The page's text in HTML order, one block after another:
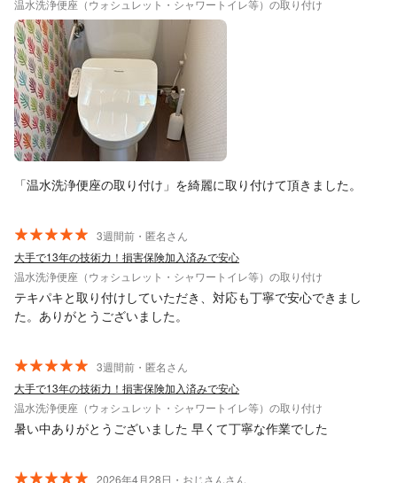
温水洗浄便座（ウォシュレット・シャワートイレ等）の取り付け
「温水洗浄便座の取り付け」を綺麗に取り付けて頂きました。
3週間前・匿名さん
大手で13年の技術力！損害保険加入済みで安心
温水洗浄便座（ウォシュレット・シャワートイレ等）の取り付け
テキパキと取り付けしていただき、対応も丁寧で安心できまし
た。ありがとうございました。
3週間前・匿名さん
大手で13年の技術力！損害保険加入済みで安心
温水洗浄便座（ウォシュレット・シャワートイレ等）の取り付け
暑い中ありがとうございました 早くて丁寧な作業でした
2026年4月28日・おじさんさん